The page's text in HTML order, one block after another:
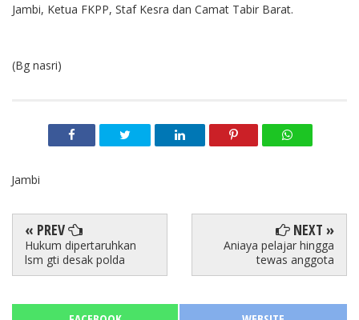
Jambi, Ketua FKPP, Staf Kesra dan Camat Tabir Barat.
(Bg nasri)
Jambi
« PREV
Hukum dipertaruhkan
lsm gti desak polda
NEXT »
Aniaya pelajar hingga
tewas anggota